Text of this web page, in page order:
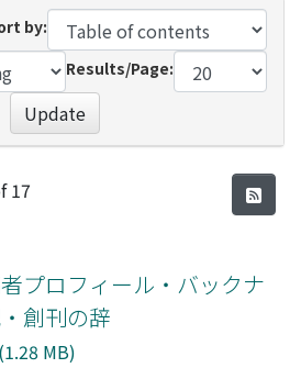
by:
Results/Page:
Update
17
プロフィール・バックナ
創刊の辞
MB)